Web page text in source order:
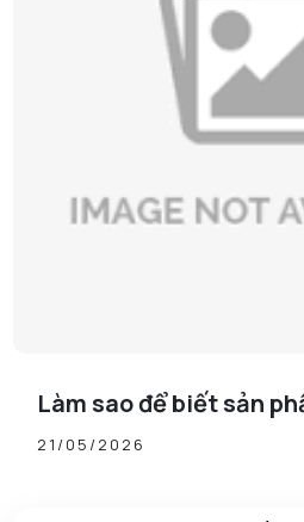
Làm sao để biết sản
21/05/2026